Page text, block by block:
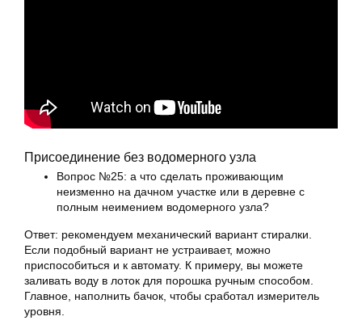
Присоединение без водомерного узла
Вопрос №25: а что сделать проживающим
неизменно на дачном участке или в деревне с
полным неимением водомерного узла?
Ответ: рекомендуем механический вариант стиралки.
Если подобный вариант не устраивает, можно
приспособиться и к автомату. К примеру, вы можете
заливать воду в лоток для порошка ручным способом.
Главное, наполнить бачок, чтобы сработал измеритель
уровня.